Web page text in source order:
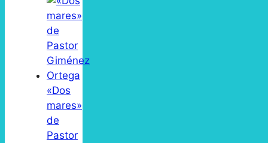
«Dos
mares»
de
Pastor